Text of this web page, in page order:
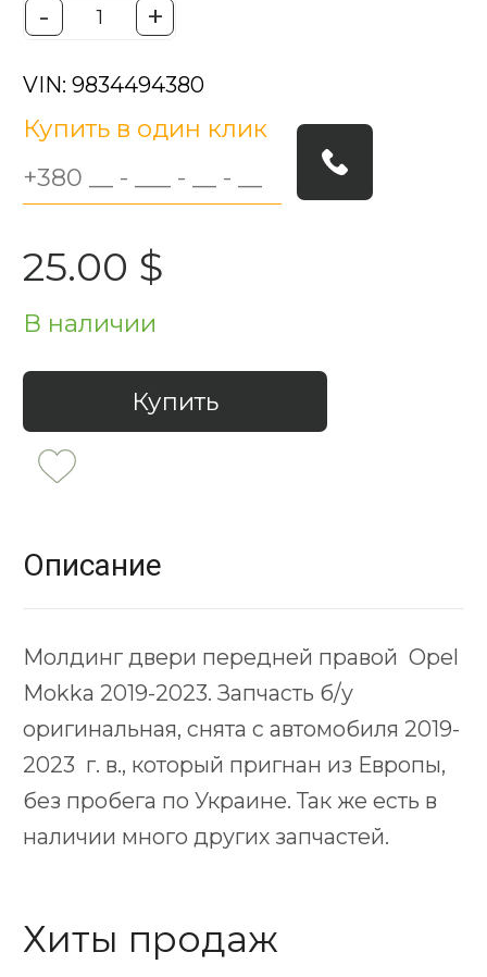
- +
VIN: 9834494380
25.00 $
В наличии
Купить в один клик
Купить
Описание
Молдинг двери передней правой Opel
Mokka 2019-2023. Запчасть б/у
оригинальная, снята с автомобиля 2019-
2023 г. в., который пригнан из Европы,
без пробега по Украине. Так же есть в
наличии много других запчастей.
Хиты продаж